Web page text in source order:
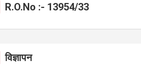
R.O.No :- 13954/33
विज्ञापन